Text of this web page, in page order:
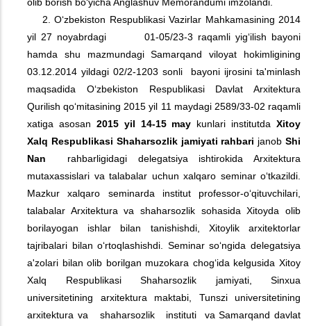
2. O‘zbekiston Respublikasi Vazirlar Mahkamasining 2014
yil 27 noyabrdagi 01-05/23-3 raqamli yig‘ilish bayoni
hamda shu mazmundagi Samarqand viloyat hokimligining
03.12.2014 yildagi 02/2-1203 sonli bayoni ijrosini ta'minlash
maqsadida O‘zbekiston Respublikasi Davlat Arxitektura
Qurilish qo‘mitasining 2015 yil 11 maydagi 2589/33-02 raqamli
xatiga asosan 2015 yil 14-15 may kunlari institutda Xitoy
Xalq Respublikasi Shaharsozlik jamiyati rahbari janobShi
Nan rahbarligidagi delegatsiya ishtirokida Arxitektura
mutaxassislari va talabalar uchun xalqaro seminar o‘tkazildi.
Mazkur xalqaro seminarda institut professor-o‘qituvchilari,
talabalar Arxitektura va shaharsozlik sohasida Xitoyda olib
borilayogan ishlar bilan tanishishdi, Xitoylik arxitektorlar
tajribalari bilan o‘rtoqlashishdi. Seminar so‘ngida delegatsiya
a'zolari bilan olib borilgan muzokara chog‘ida kelgusida Xitoy
Xalq Respublikasi Shaharsozlik jamiyati, Sinxua
universitetining arxitektura maktabi, Tunszi universitetining
arxitektura va shaharsozlik instituti va Samarqand davlat